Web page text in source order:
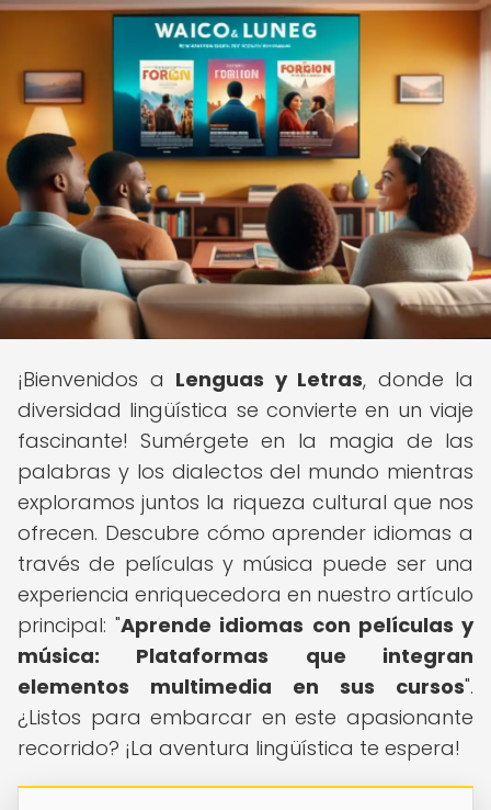
¡Bienvenidos a Lenguas y Letras, donde la
diversidad lingüística se convierte en un viaje
fascinante! Sumérgete en la magia de las
palabras y los dialectos del mundo mientras
exploramos juntos la riqueza cultural que nos
ofrecen. Descubre cómo aprender idiomas a
través de películas y música puede ser una
experiencia enriquecedora en nuestro artículo
principal: "Aprende idiomas con películas y
música: Plataformas que integran
elementos multimedia en sus cursos".
¿Listos para embarcar en este apasionante
recorrido? ¡La aventura lingüística te espera!